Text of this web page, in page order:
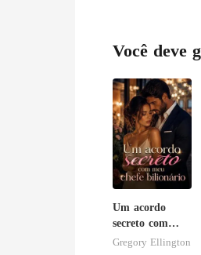
Você deve
Um acordo
secreto com
meu chefe
Gregory Ellington